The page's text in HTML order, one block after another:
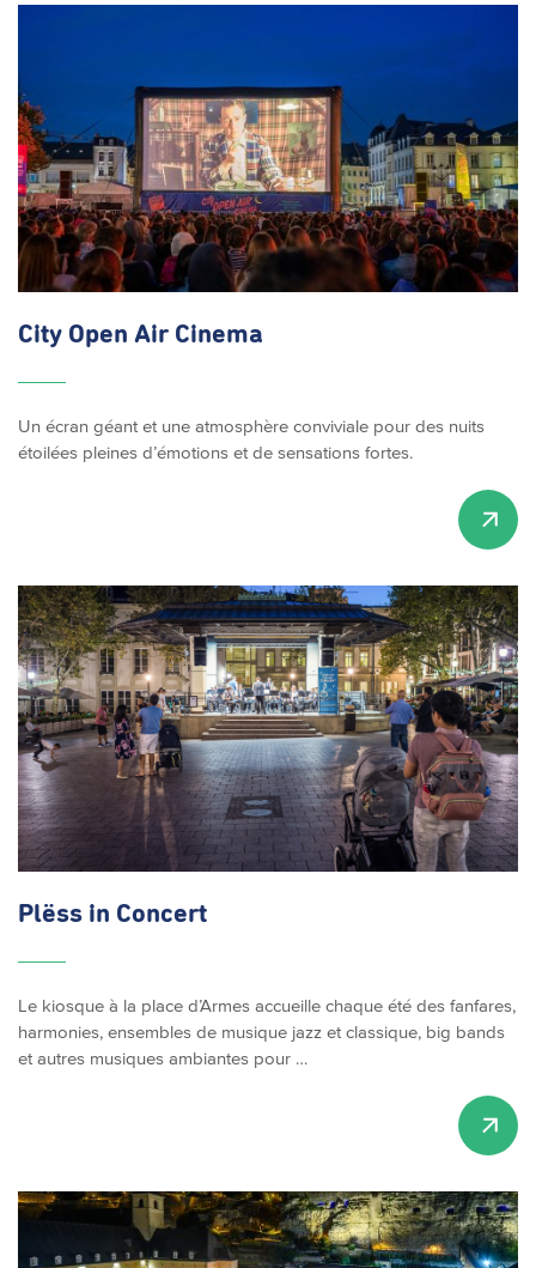
City Open Air Cinema
Un écran géant et une atmosphère conviviale pour des nuits
étoilées pleines d’émotions et de sensations fortes.
Plëss in Concert
Le kiosque à la place d’Armes accueille chaque été des fanfares,
harmonies, ensembles de musique jazz et classique, big bands
et autres musiques ambiantes pour …